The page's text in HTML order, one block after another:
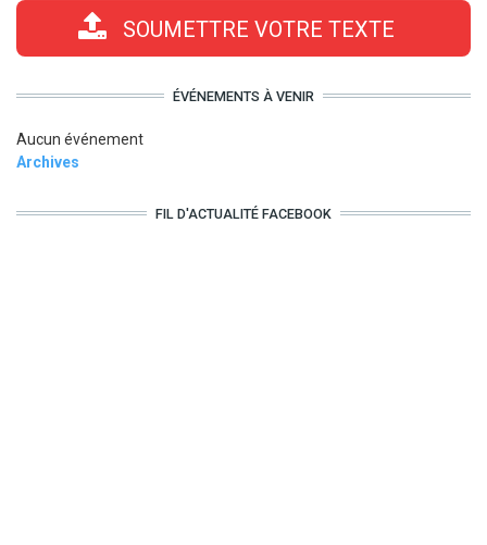
SOUMETTRE VOTRE TEXTE
ÉVÉNEMENTS À VENIR
Aucun événement
Archives
FIL D'ACTUALITÉ FACEBOOK